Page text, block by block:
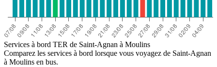
Services à bord TER de Saint-Agnan à Moulins
Comparez les services à bord lorsque vous voyagez de Saint-Agnan
à Moulins en bus.